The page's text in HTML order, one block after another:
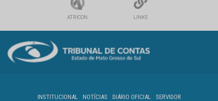
ATRICON LINKS
INSTITUCIONAL NOTÍCIAS DIÁRIO OFICIAL
SERVIDOR